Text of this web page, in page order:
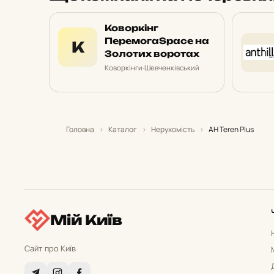
К
Коворкінг
ПеремогаSpace на
Золотих воротах
Коворкінги·Шевченківський
Головна › Каталог › Нерухомість › АН Teren Plus
Мій Київ
Сайт про Київ